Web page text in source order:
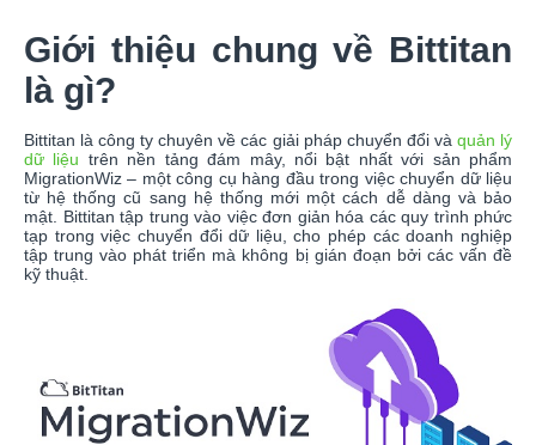
Giới thiệu chung về Bittitan
là gì?
Bittitan là công ty chuyên về các giải pháp chuyển đổi và quản lý
dữ liệu trên nền tảng đám mây, nổi bật nhất với sản phẩm
MigrationWiz – một công cụ hàng đầu trong việc chuyển dữ liệu
từ hệ thống cũ sang hệ thống mới một cách dễ dàng và bảo
mật. Bittitan tập trung vào việc đơn giản hóa các quy trình phức
tạp trong việc chuyển đổi dữ liệu, cho phép các doanh nghiệp
tập trung vào phát triển mà không bị gián đoạn bởi các vấn đề
kỹ thuật.